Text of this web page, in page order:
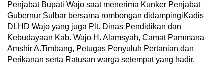
Penjabat Bupati Wajo saat menerima Kunker Penjabat
Gubernur Sulbar bersama rombongan didampingiKadis
DLHD Wajo yang juga Plt. Dinas Pendidikan dan
Kebudayaan Kab. Wajo H. Alamsyah, Camat Pammana
Amshir A.Timbang, Petugas Penyuluh Pertanian dan
Perikanan serta Ratusan warga setempat yang hadir.